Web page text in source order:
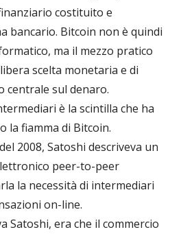
costituito e
bancario. Bitcoin non è quindi
ma il mezzo pratico
scelta monetaria e di
centrale sul denaro.
è la scintilla che ha
la fiamma di Bitcoin.
2008, Satoshi descriveva un
peer-to-peer
la necessità di intermediari
on-line.
Satoshi, era che il commercio